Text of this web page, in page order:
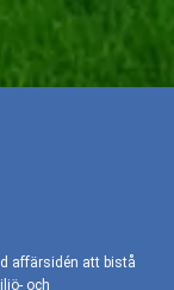
affärsidén att bistå
och